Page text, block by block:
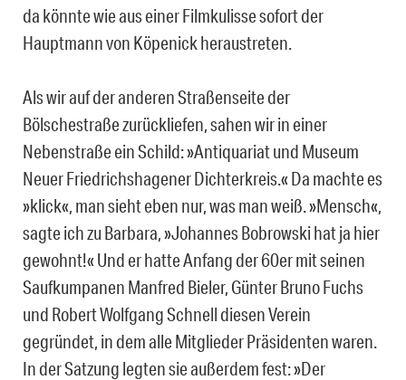
da könnte wie aus einer Filmkulisse sofort der
Hauptmann von Köpenick heraustreten.
Als wir auf der anderen Straßenseite der
Bölschestraße zurückliefen, sahen wir in einer
Nebenstraße ein Schild: »Antiquariat und Museum
Neuer Friedrichshagener Dichterkreis.« Da machte es
»klick«, man sieht eben nur, was man weiß. »Mensch«,
sagte ich zu Barbara, »Johannes Bobrowski hat ja hier
gewohnt!« Und er hatte Anfang der 60er mit seinen
Saufkumpanen Manfred Bieler, Günter Bruno Fuchs
und Robert Wolfgang Schnell diesen Verein
gegründet, in dem alle Mitglieder Präsidenten waren.
In der Satzung legten sie außerdem fest: »Der